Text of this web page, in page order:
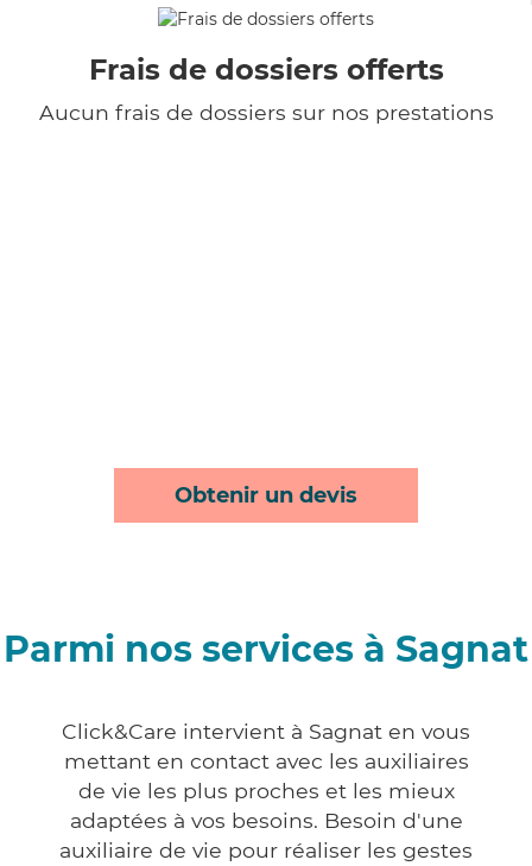
Frais de dossiers offerts
Aucun frais de dossiers sur nos prestations
Obtenir un devis
Parmi nos services à Sagnat
Click&Care intervient à Sagnat en vous
mettant en contact avec les auxiliaires
de vie les plus proches et les mieux
adaptées à vos besoins. Besoin d'une
auxiliaire de vie pour réaliser les gestes